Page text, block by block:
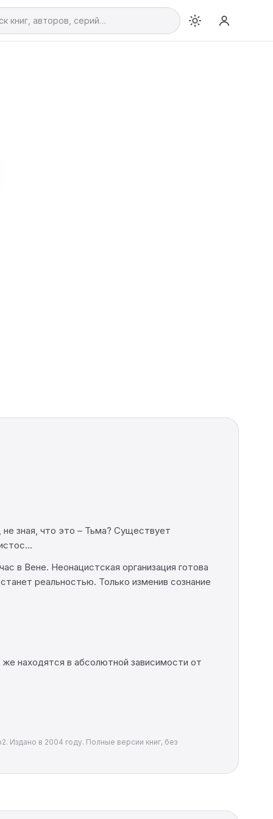
зная, что это – Тьма? Существует
в Вене. Неонацистская организация готова
реальностью. Только изменив сознание
находятся в абсолютной зависимости от
Издано в 2004 году. Полные версии книг, без